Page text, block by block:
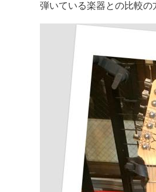
弾いている楽器との比較